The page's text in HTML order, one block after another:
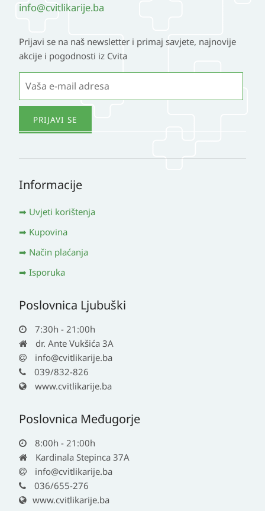
info@cvitlikarije.ba
Prijavi se na naš newsletter i primaj savjete, najnovije
akcije i pogodnosti iz Cvita
Informacije
Uvjeti korištenja
Kupovina
Način plaćanja
Isporuka
Poslovnica Ljubuški
7:30h - 21:00h
dr. Ante Vukšića 3A
info@cvitlikarije.ba
039/832-826
www.cvitlikarije.ba
Poslovnica Međugorje
8:00h - 21:00h
Kardinala Stepinca 37A
info@cvitlikarije.ba
036/655-276
www.cvitlikarije.ba